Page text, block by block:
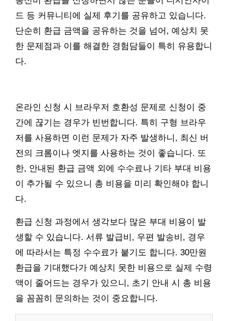
드 등 커뮤니티에 실제 후기를 공유하고 있습니다.
단순히 환급 금액을 공유하는 것을 넘어, 예상치 못
한 문제점과 이를 해결한 경험담들이 특히 유용합니
다.
온라인 신청 시 브라우저 호환성 문제로 신청이 중
간에 끊기는 경우가 빈번합니다. 특히 구형 브라우
저를 사용하면 이런 문제가 자주 발생하니, 최신 버
전의 크롬이나 엣지를 사용하는 것이 좋습니다. 또
한, 안내된 환급 금액 외에 수수료나 기타 부대 비용
이 추가될 수 있으니 총 비용을 미리 확인해야 합니
다.
환급 신청 과정에서 생각보다 많은 부대 비용이 발
생할 수 있습니다. 서류 발급비, 우편 발송비, 경우
에 따라서는 특정 수수료가 붙기도 합니다. 30만원
환급을 기대했다가 예상치 못한 비용으로 실제 수령
액이 줄어드는 경우가 있으니, 초기 안내 시 총 비용
을 꼼꼼히 문의하는 것이 중요합니다.